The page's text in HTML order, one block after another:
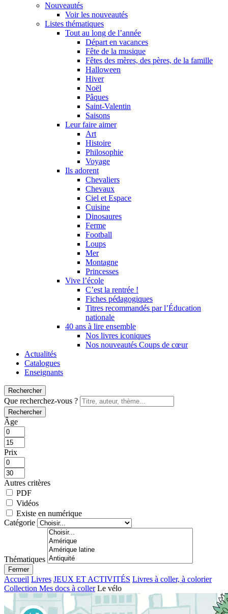
Nouveautés
Voir les nouveautés
Listes thématiques
Tout au long de l’année
Départ en vacances
Fête de la musique
Fêtes des mères, des pères, de la famille
Halloween
Hiver
Noël
Pâques
Saint-Valentin
Saisons
Leur faire aimer
Art
Histoire
Philosophie
Voyage
Ils adorent
Chevaliers
Chevaux
Ciel et Espace
Cuisine
Dinosaures
Ferme
Football
Loups
Mer
Montagne
Princesses
Vive l’école
C’est la rentrée !
Fiches pédagogiques
Titres recommandés par l’Éducation
nationale
40 ans à lire ensemble
Nos livres iconiques
Nos nouveautés Coups de cœur
Actualités
Catalogues
Enseignants
Rechercher
Que recherchez-vous ?
Rechercher
Âge
Prix
Autres critères
PDF
Vidéos
Existe en numérique
Catégorie
Thématiques
Fermer
Accueil Livres JEUX ET ACTIVITÉS Livres à coller, à colorier
Collection Mes docs à coller Le vélo